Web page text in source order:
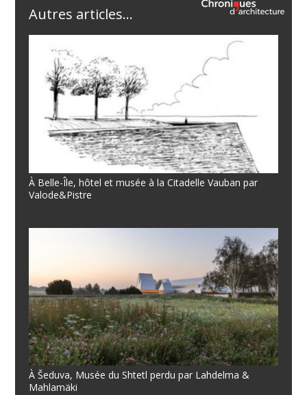
Autres articles...
À Belle-Île, hôtel et musée à la Citadelle Vauban par
Valode&Pistre
À Šeduva, Musée du Shtetl perdu par Lahdelma &
Mahlamäki